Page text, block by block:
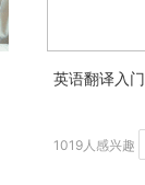
英语翻译入门
1019人感兴趣